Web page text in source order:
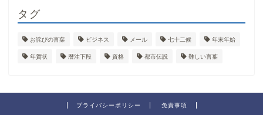
タグ
お詫びの言葉 ビジネス メール 七十二候 年末年始
年賀状 暦注下段 資格 都市伝説 難しい言葉
プライバシーポリシー 免責事項